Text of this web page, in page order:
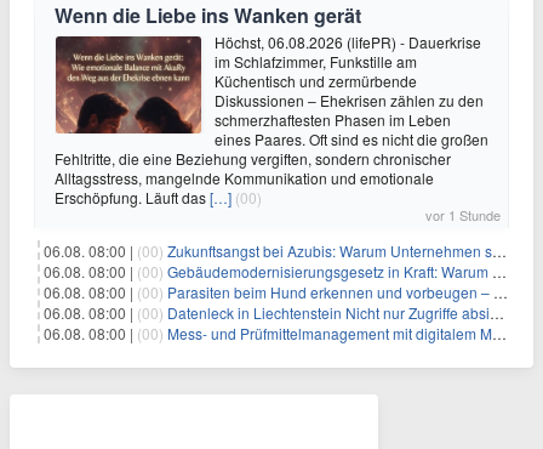
Wenn die Liebe ins Wanken gerät
Höchst, 06.08.2026 (lifePR) - Dauerkrise
im Schlafzimmer, Funkstille am
Küchentisch und zermürbende
Diskussionen – Ehekrisen zählen zu den
schmerzhaftesten Phasen im Leben
eines Paares. Oft sind es nicht die großen
Fehltritte, die eine Beziehung vergiften, sondern chronischer
Alltagsstress, mangelnde Kommunikation und emotionale
Erschöpfung. Läuft das[…] (00)
vor 1 Stunde
06.08. 08:00 | (00) Zukunftsangst bei Azubis: Warum Unternehmen schnelle Erfolgserlebnisse ermöglichen sollten
06.08. 08:00 | (00) Gebäudemodernisierungsgesetz in Kraft: Warum in Hamburg trotzdem eigene Regeln gelten
06.08. 08:00 | (00) Parasiten beim Hund erkennen und vorbeugen – Die wichtigsten Tipps
06.08. 08:00 | (00) Datenleck in Liechtenstein Nicht nur Zugriffe absichern, sondern sensible Daten selbst schützen
06.08. 08:00 | (00) Mess- und Prüfmittelmanagement mit digitalem Management im Griff